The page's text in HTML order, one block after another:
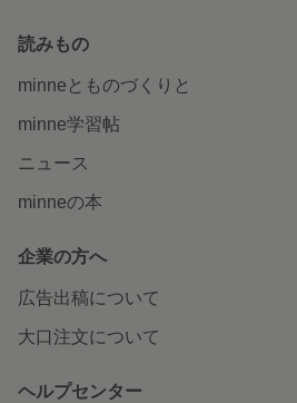
読みもの
minneとものづくりと
minne学習帖
ニュース
minneの本
企業の方へ
広告出稿について
大口注文について
ヘルプセンター